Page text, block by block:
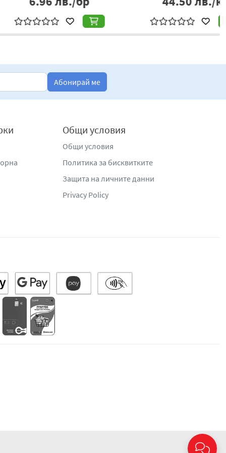
Абонирай ме
Общи условия
Общи условия
Политика за бисквитките
Защита на личните данни
Privacy Policy